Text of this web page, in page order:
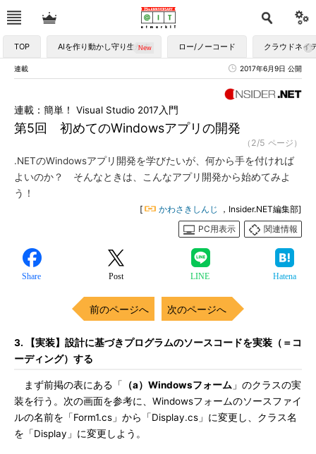
TOP AIを作り動かし守り生かす ロー/ノーコード クラウドネイ
連載 2017年6月9日 公開
第5回 初めてのWindowsアプリの開発
連載：簡単！ Visual Studio 2017入門
（2/5 ページ）
.NETのWindowsアプリ開発を学びたいが、何から手を付ければ
よいのか？ そんなときは、こんなアプリ開発から始めてみよ
う！
[ かわさきしんじ
，Insider.NET編集部]
PC用表示
関連情報
Share Post LINE Hatena
前のページへ 次のページへ
3. 【実装】設計に基づきプログラムのソースコードを実装（＝コ
ーディング）する
まず前掲の表にある「 （a）Windowsフォーム 」のクラスの実
装を行う。次の画面を参考に、Windowsフォームのソースファイ
ルの名前を「Form1.cs」から「Display.cs」に変更し、クラス名
を「Display」に変更しよう。